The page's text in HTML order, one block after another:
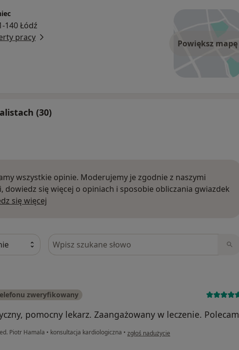
Powiększ mapę
140 Łódź
pracy
(30)
wszystkie opinie. Moderujemy je zgodnie z naszymi
dowiedz się więcej o opiniach i sposobie obliczania gwiazdek
się więcej
Szukaj w opiniach
zweryfikowany
pomocny lekarz. Zaangażowany w leczenie. Polecam
Piotr Hamala • konsultacja kardiologiczna • w opinii użytkownika ZS
zgłoś nadużycie